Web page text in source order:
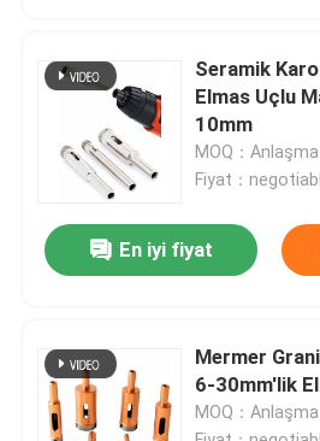
Bizimle iletişime geçin
Haberler
Bir teklif isteği
HSS Matkap Uçları
Duvarcılık Matkap Ucu
Seramik
Elmas Uçlu
10mm
MOQ：Anlaşma
Fiyat：
En iyi fiyat
Mermer
6-30mm'lik
MOQ：Anlaşma